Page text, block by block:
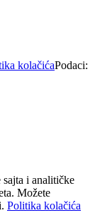
kolačićaPodaci:
i analitičke
Možete
Politika kolačića